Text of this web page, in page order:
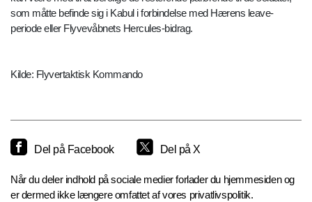
som måtte befinde sig i Kabul i forbindelse med Hærens leave-
periode eller Flyvevåbnets Hercules-bidrag.
Kilde: Flyvertaktisk Kommando
Del på Facebook Del på X
Når du deler indhold på sociale medier forlader du hjemmesiden og
er dermed ikke længere omfattet af vores privatlivspolitik.